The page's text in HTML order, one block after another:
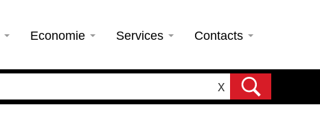
Economie Services Contacts
X